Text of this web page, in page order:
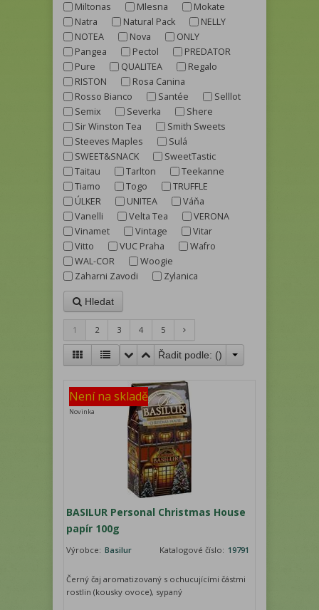
Miltonas
Mlesna
Mokate
Natra
Natural Pack
NELLY
NOTEA
Nova
ONLY
Pangea
Pectol
PREDATOR
Pure
QUALITEA
Regalo
RISTON
Rosa Canina
Rosso Bianco
Santée
Selllot
Semix
Severka
Shere
Sir Winston Tea
Smith Sweets
Steeves Maples
Sulá
SWEET&SNACK
SweetTastic
Taitau
Tarlton
Teekanne
Tiamo
Togo
TRUFFLE
ÚLKER
UNITEA
Váňa
Vanelli
Velta Tea
VERONA
Vinamet
Vintage
Vitar
Vitto
VUC Praha
Wafro
WAL-COR
Woogie
Zaharni Zavodi
Zylanica
Hledat
1 2 3 4 5
Řadit podle: ()
Není na skladě
Novinka
BASILUR Personal Christmas House
papír 100g
Výrobce: Basilur Katalogové číslo: 19791
Černý čaj aromatizovaný s ochucujícími částmi
rostlin (kousky ovoce), sypaný